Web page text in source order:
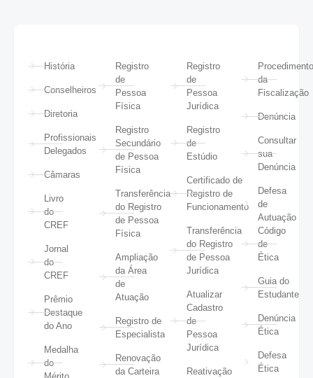
História
Conselheiros
Diretoria
Profissionais
Delegados
Câmaras
Livro
do
CREF
Jornal
do
CREF
Prêmio
Destaque
do Ano
Medalha
do
Registro
de
Pessoa
Física
Registro
Secundário
de Pessoa
Física
Transferência
do Registro
de Pessoa
Física
Ampliação
da Área
de
Atuação
Registro de
Especialista
Renovação
da Carteira
Registro
de
Pessoa
Jurídica
Registro
de
Estúdio
Certificado de
Registro de
Funcionamento
Transferência
do Registro
de Pessoa
Jurídica
Atualizar
Cadastro
de
Pessoa
Jurídica
Reativação
da
Fiscalização
Denúncia
Consultar
sua
Denúncia
Defesa
de
Autuação
Código
de
Ética
Guia do
Estudante
Denúncia
Ética
Defesa
Ética